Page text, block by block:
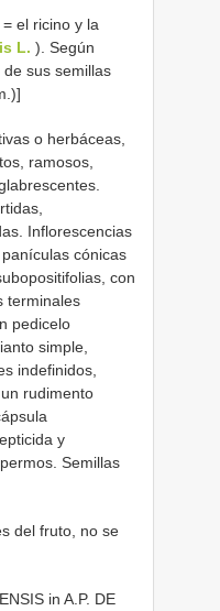
el ricino y la
L. ). Según
sus semillas
o herbáceas,
ramosos,
Inflorescencias
cónicas
con
terminales
pedicelo
simple,
indefinidos,
rudimento
y
Semillas
del fruto, no se
in A.P. DE